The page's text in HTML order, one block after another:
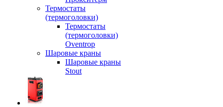
Термостаты
(термоголовки)
Термостаты
(термоголовки)
Oventrop
Шаровые краны
Шаровые краны
Stout